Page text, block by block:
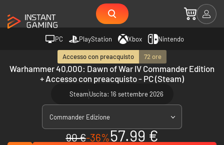
PC PlayStation Xbox Nintendo
Accesso con preacquisto 72 ore
Warhammer 40,000: Dawn of War IV Commander Edition
+ Accesso con preacquisto - PC (Steam)
SteamUscita: 16 settembre 2026
Commander Edizione
90 €-36%57.99 €